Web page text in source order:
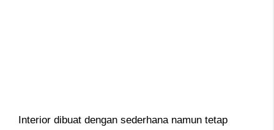
Interior dibuat dengan sederhana namun tetap